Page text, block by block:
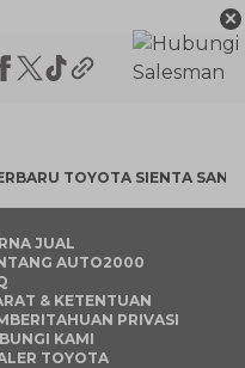
TOYOTA SIENTA
×
JUAL
AUTO2000
& KETENTUAN
PRIVASI
KAMI
TOYOTA